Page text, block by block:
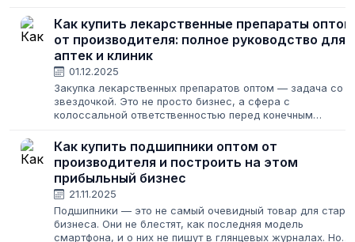
товары для красоты и здоровья,...
Как купить лекарственные препараты оптом
от производителя: полное руководство для
аптек и клиник
01.12.2025
Закупка лекарственных препаратов оптом — задача со
звездочкой. Это не просто бизнес, а сфера с
колоссальной ответственностью перед конечным
регулированием. Ошибки здесь могут стоить не только...
Как купить подшипники оптом от
производителя и построить на этом
прибыльный бизнес
21.11.2025
Подшипники — это не самый очевидный товар для
бизнеса. Они не блестят, как последняя модель
смартфона, и о них не пишут в глянцевых журналах. Но